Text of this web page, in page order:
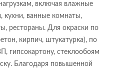
включая влажные
кухни, ванные комнаты,
рестораны. Для окраски по
кирпич, штукатурка), по
гипсокартону, стеклообоям
Благодаря повышенной